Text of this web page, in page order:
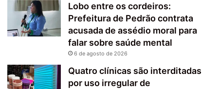
Lobo entre os cordeiros:
Prefeitura de Pedrão contrata
acusada de assédio moral para
falar sobre saúde mental
6 de agosto de 2026
Quatro clínicas são interditadas
por uso irregular de